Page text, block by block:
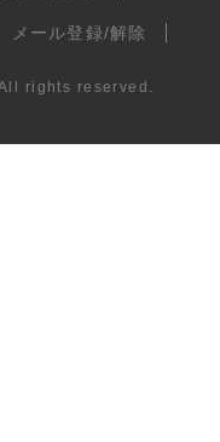
メール登録/解除
rights reserved.